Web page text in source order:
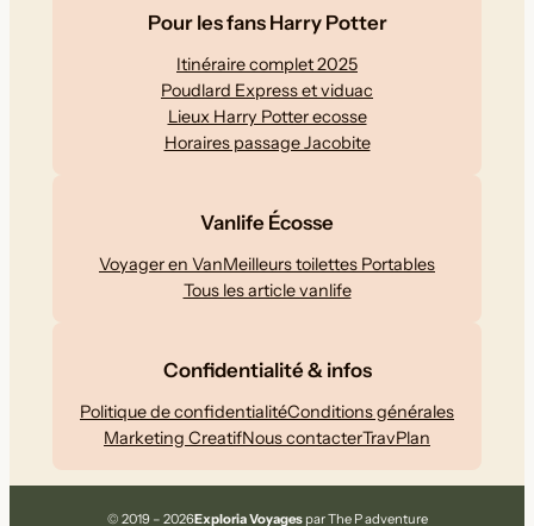
Pour les fans Harry Potter
Itinéraire complet 2025
Poudlard Express et viduac
Lieux Harry Potter ecosse
Horaires passage Jacobite
Vanlife Écosse
Voyager en VanMeilleurs toilettes Portables
Tous les article vanlife
Confidentialité & infos
Politique de confidentialitéConditions générales
Marketing CreatifNous contacterTravPlan
© 2019 – 2026Exploria Voyagespar The P adventure